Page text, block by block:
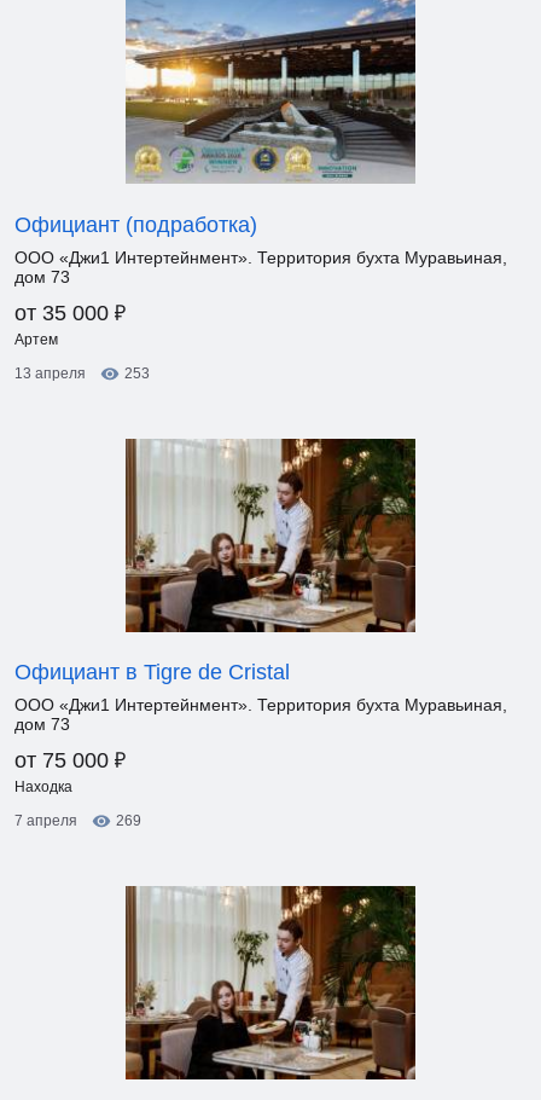
Официант (подработка)
ООО «Джи1 Интертейнмент». Территория бухта Муравьиная,
дом 73
от 35 000 ₽
Артем
13 апреля
253
Официант в Tigre de Cristal
ООО «Джи1 Интертейнмент». Территория бухта Муравьиная,
дом 73
от 75 000 ₽
Находка
7 апреля
269